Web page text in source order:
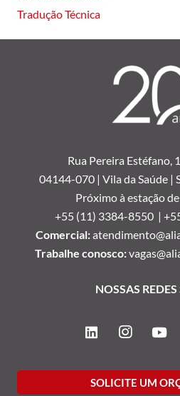
Tradução Técnica
Rua Pereira Estéfano,
04144-070 | Vila da Saúde |
Próximo à estação
+55 (11) 3384-8550 |
Comercial:
Trabalhe conosco:
NOSSAS
SOLICITE UM